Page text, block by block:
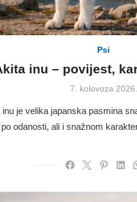
Psi
inu – povijest,
Posted
7. kolovoza 2026.
inu je velika japanska pasmina
odanosti, ali i snažnom